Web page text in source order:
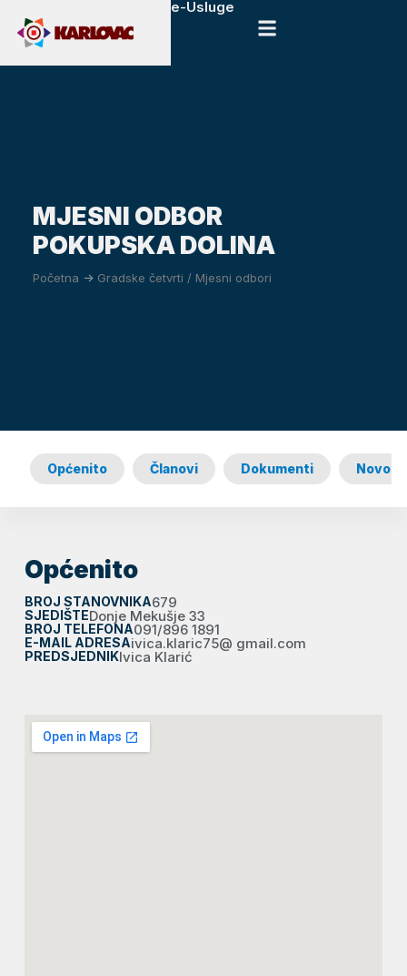
e-Usluge
MJESNI ODBOR
POKUPSKA DOLINA
Početna -> Gradske četvrti / Mjesni odbori
Općenito Članovi Dokumenti
Općenito
BROJ STANOVNIKA679
SJEDIŠTEDonje Mekušje 33
BROJ TELEFONA091/896 1891
E-MAIL ADRESAivica.klaric75@ gmail.com
PREDSJEDNIKIvica Klarić